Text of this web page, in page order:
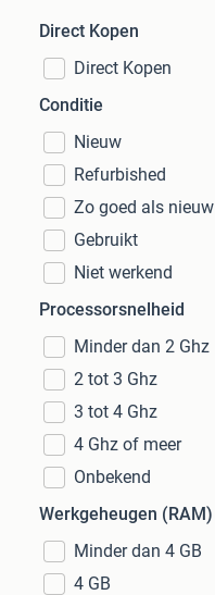
Direct Kopen
Direct Kopen
Conditie
Nieuw
Refurbished
Zo goed als nieuw
Gebruikt
Niet werkend
Processorsnelheid
Minder dan 2 Ghz
2 tot 3 Ghz
3 tot 4 Ghz
4 Ghz of meer
Onbekend
Werkgeheugen (RAM)
Minder dan 4 GB
4 GB